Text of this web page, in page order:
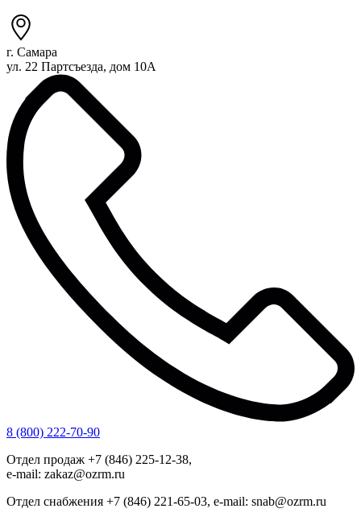
г. Самара
ул. 22 Партсъезда, дом 10А
8 (800) 222-70-90
Отдел продаж +7 (846) 225-12-38,
e-mail: zakaz@ozrm.ru
Отдел снабжения +7 (846) 221-65-03, e-mail: snab@ozrm.ru